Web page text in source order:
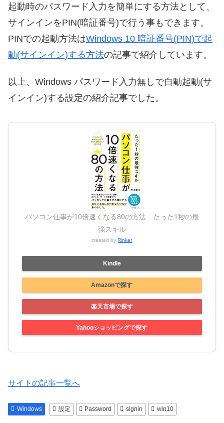
起動時のパスワード入力を簡単にする方法として、
サインインをPIN(暗証番号)で行う事もできます。
PINでの起動方法はWindows 10 暗証番号(PIN)で起
動(サインイン)する方法の記事で紹介しています。
以上、Windows パスワード入力無しで自動起動(サ
インイン)する設定の紹介記事でした。
パソコン仕事が10倍速くなる80の方法 たった1秒の最
強スキル
created byRinker
Kindle
Amazonで探す
楽天市場で探す
Yahooショッピングで探す
サイトの記事一覧へ
Windows 設定 Password signin win10